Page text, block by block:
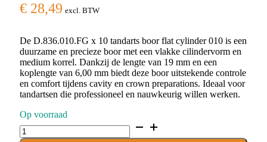
€ 28,49 excl. BTW
De D.836.010.FG x 10 tandarts boor flat cylinder 010 is een
duurzame en precieze boor met een vlakke cilindervorm en
medium korrel. Dankzij de lengte van 19 mm en een
koplengte van 6,00 mm biedt deze boor uitstekende controle
en comfort tijdens cavity en crown preparations. Ideaal voor
tandartsen die professioneel en nauwkeurig willen werken.
Op voorraad
D.836.010.FG
x